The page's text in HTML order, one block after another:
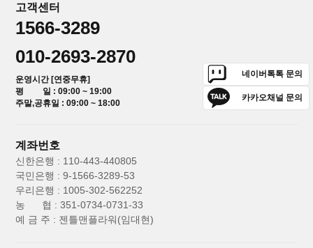
고객센터
1566-3289
010-2693-2870
운영시간 [연중무휴]
평 일 : 09:00 ~ 19:00
주말,공휴일 : 09:00 ~ 18:00
네이버톡톡 문의
카카오채널 문의
계좌번호
신한은행 : 110-443-440805
국민은행 : 9-1566-3289-53
우리은행 : 1005-302-562252
농 협 : 351-0734-0731-33
예 금 주 : 젠틀맨플라워(임대현)